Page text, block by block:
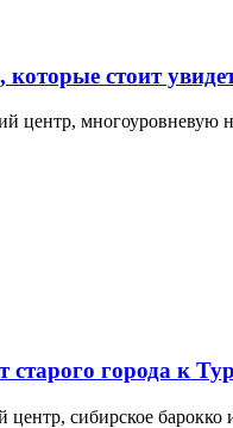
стоит
центр,
города к
центр, сибирское